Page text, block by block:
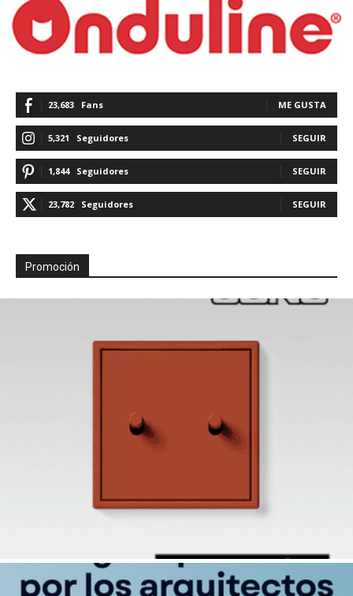
23,683 Fans ME GUSTA
5,321 Seguidores SEGUIR
1,844 Seguidores SEGUIR
23,782 Seguidores SEGUIR
Promoción